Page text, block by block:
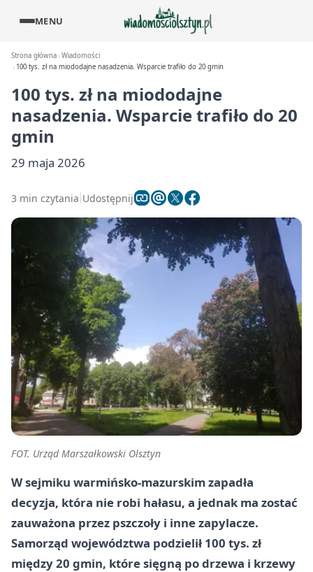
MENU
Strona główna Wiadomości
100 tys. zł na miododajne nasadzenia. Wsparcie trafiło do 20 gmin
100 tys. zł na miododajne
nasadzenia. Wsparcie trafiło do 20
gmin
29 maja 2026
3 min czytania Udostępnij
FOT. Urząd Marszałkowski Olsztyn
W sejmiku warmińsko-mazurskim zapadła
decyzja, która nie robi hałasu, a jednak ma zostać
zauważona przez pszczoły i inne zapylacze.
Samorząd województwa podzielił 100 tys. zł
między 20 gmin, które sięgną po drzewa i krzewy